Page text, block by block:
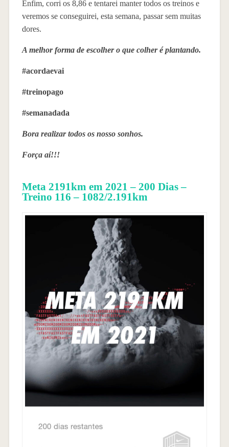
Enfim, corri os 8,86 e tentarei manter todos os treinos e
veremos se conseguirei, esta semana, passar sem muitas
dores.
A melhor forma de escolher o que colher é plantando.
#acordaevai
#treinopago
#semanadada
Bora realizar todos os nosso sonhos.
Força aí!!!
Meta 2191km em 2021 – 200 Dias –
Treino 116 – 1082/2.191km